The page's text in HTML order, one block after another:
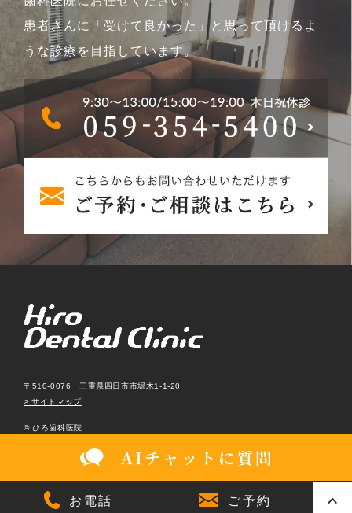
患者さんに「受けて良かった」と思って頂けるよ
うな診療を目指しています。
〒510-0076 三重県四日市市堀木1-1-20
> サイトマップ
© ひろ歯科医院.